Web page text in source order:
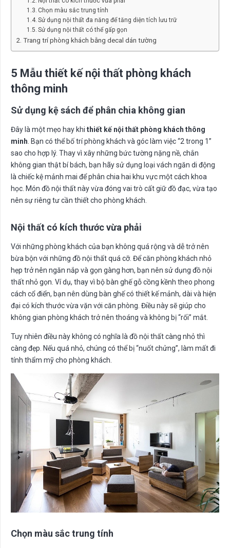
Chọn màu sắc trung tính
Sử dụng nội thất đa năng để tăng diện tích lưu trữ
Sử dụng nội thất có thể gấp gọn
Trang trí phòng khách bằng decal dán tường
5 Mẫu thiết kế nội thất phòng khách
thông minh
Sử dụng kệ sách để phân chia không gian
Đây là một mẹo hay khi thiết kế nội thất phòng khách thông
minh . Bạn có thể bố trí phòng khách và góc làm việc “2 trong 1”
sao cho hợp lý. Thay vì xây những bức tường nặng nề, chắn
không gian thật bí bách, bạn hãy sử dụng loại vách ngăn di động
là chiếc kệ mảnh mai để phân chia hai khu vực một cách khoa
học. Món đồ nội thất này vừa đóng vai trò cất giữ đồ đạc, vừa tạo
nên sự riêng tư cần thiết cho phòng khách.
Nội thất có kích thước vừa phải
Với những phòng khách của bạn không quá rộng và dễ trở nên
bừa bộn với những đồ nội thất quá cỡ. Để căn phòng khách nhỏ
hẹp trở nên ngăn nắp và gọn gàng hơn, bạn nên sử dụng đồ nội
thất nhỏ gọn. Ví dụ, thay vì bộ bàn ghế gỗ cồng kềnh theo phong
cách cổ điển, bạn nên dùng bàn ghế có thiết kế mảnh, dài và hiện
đại có kích thước vừa vặn với căn phòng. Điều này sẽ giúp cho
không gian phòng khách trở nên thoáng và không bị “rối” mắt.
Tuy nhiên điều này không có nghĩa là đồ nội thất càng nhỏ thì
càng đẹp. Nếu quá nhỏ, chúng có thể bị “nuốt chửng”, làm mất đi
tính thẩm mỹ cho phòng khách.
Chọn màu sắc trung tính